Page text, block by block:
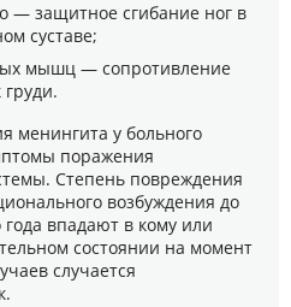
— защитное сгибание ног в
суставе;
мышц — сопротивление
менингита у больного
поражения
Степень повреждения
возбуждения до
впадают в кому или
состоянии на момент
случается